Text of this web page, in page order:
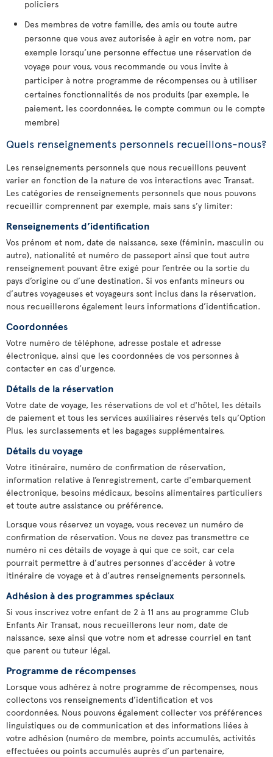
policiers
Des membres de votre famille, des amis ou toute autre
personne que vous avez autorisée à agir en votre nom, par
exemple lorsqu’une personne effectue une réservation de
voyage pour vous, vous recommande ou vous invite à
participer à notre programme de récompenses ou à utiliser
certaines fonctionnalités de nos produits (par exemple, le
paiement, les coordonnées, le compte commun ou le compte
membre)
Quels renseignements personnels recueillons-nous?
Les renseignements personnels que nous recueillons peuvent
varier en fonction de la nature de vos interactions avec Transat.
Les catégories de renseignements personnels que nous pouvons
recueillir comprennent par exemple, mais sans s’y limiter:
Renseignements d’identification
Vos prénom et nom, date de naissance, sexe (féminin, masculin ou
autre), nationalité et numéro de passeport ainsi que tout autre
renseignement pouvant être exigé pour l’entrée ou la sortie du
pays d’origine ou d’une destination. Si vos enfants mineurs ou
d’autres voyageuses et voyageurs sont inclus dans la réservation,
nous recueillerons également leurs informations d’identification.
Coordonnées
Votre numéro de téléphone, adresse postale et adresse
électronique, ainsi que les coordonnées de vos personnes à
contacter en cas d’urgence.
Détails de la réservation
Votre date de voyage, les réservations de vol et d'hôtel, les détails
de paiement et tous les services auxiliaires réservés tels qu’Option
Plus, les surclassements et les bagages supplémentaires.
Détails du voyage
Votre itinéraire, numéro de confirmation de réservation,
information relative à l’enregistrement, carte d'embarquement
électronique, besoins médicaux, besoins alimentaires particuliers
et toute autre assistance ou préférence.
Lorsque vous réservez un voyage, vous recevez un numéro de
confirmation de réservation. Vous ne devez pas transmettre ce
numéro ni ces détails de voyage à qui que ce soit, car cela
pourrait permettre à d’autres personnes d’accéder à votre
itinéraire de voyage et à d’autres renseignements personnels.
Adhésion à des programmes spéciaux
Si vous inscrivez votre enfant de 2 à 11 ans au programme Club
Enfants Air Transat, nous recueillerons leur nom, date de
naissance, sexe ainsi que votre nom et adresse courriel en tant
que parent ou tuteur légal.
Programme de récompenses
Lorsque vous adhérez à notre programme de récompenses, nous
collectons vos renseignements d’identification et vos
coordonnées. Nous pouvons également collecter vos préférences
linguistiques ou de communication et des informations liées à
votre adhésion (numéro de membre, points accumulés, activités
effectuées ou points accumulés auprès d’un partenaire,